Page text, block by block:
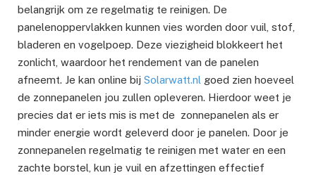
belangrijk om ze regelmatig te reinigen. De
panelenoppervlakken kunnen vies worden door vuil, stof,
bladeren en vogelpoep. Deze viezigheid blokkeert het
zonlicht, waardoor het rendement van de panelen
afneemt. Je kan online bij Solarwatt.nl goed zien hoeveel
de zonnepanelen jou zullen opleveren. Hierdoor weet je
precies dat er iets mis is met de zonnepanelen als er
minder energie wordt geleverd door je panelen. Door je
zonnepanelen regelmatig te reinigen met water en een
zachte borstel, kun je vuil en afzettingen effectief